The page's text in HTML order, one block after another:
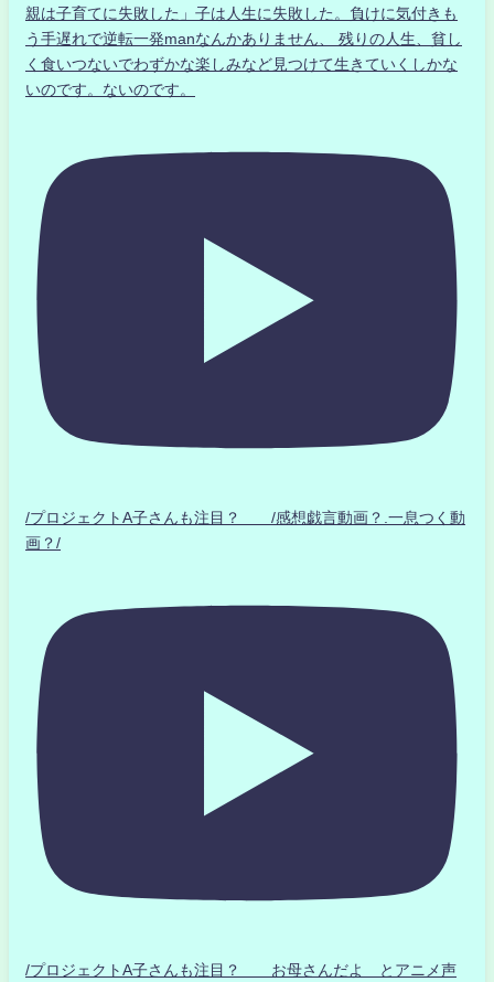
親は子育てに失敗した」子は人生に失敗した。負けに気付きも
う手遅れで逆転一発manなんかありません、 残りの人生、貧し
く食いつないでわずかな楽しみなど見つけて生きていくしかな
いのです。ないのです。
/プロジェクトA子さんも注目？ /感想戯言動画？.一息つく動
画？/
/プロジェクトA子さんも注目？ お母さんだよ とアニメ声